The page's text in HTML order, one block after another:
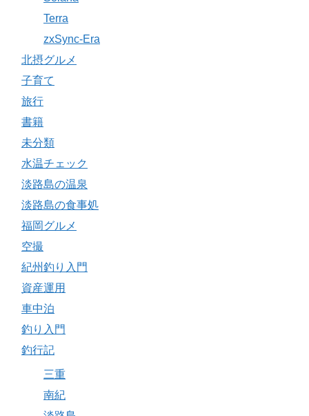
Terra
zxSync-Era
北摂グルメ
子育て
旅行
書籍
未分類
水温チェック
淡路島の温泉
淡路島の食事処
福岡グルメ
空撮
紀州釣り入門
資産運用
車中泊
釣り入門
釣行記
三重
南紀